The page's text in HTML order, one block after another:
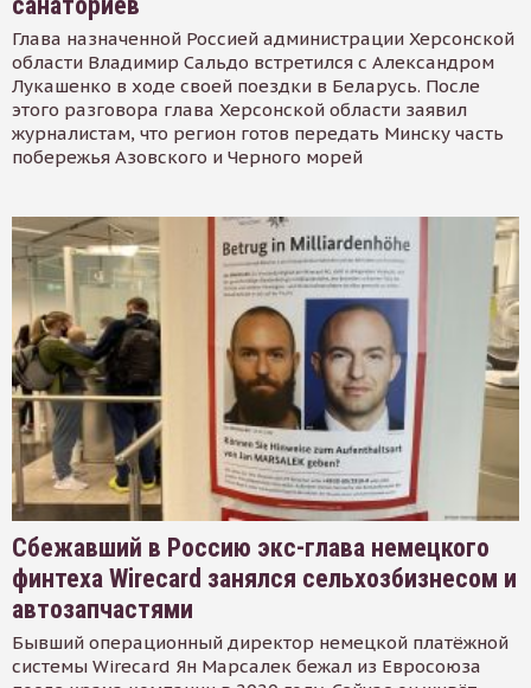
Глава назначенной Россией администрации Херсонской
области Владимир Сальдо встретился с Александром
Лукашенко в ходе своей поездки в Беларусь. После
этого разговора глава Херсонской области заявил
журналистам, что регион готов передать Минску часть
побережья Азовского и Черного морей
Сбежавший в Россию экс-глава немецкого
финтеха Wirecard занялся сельхозбизнесом и
автозапчастями
Бывший операционный директор немецкой платёжной
системы Wirecard Ян Марсалек бежал из Евросоюза